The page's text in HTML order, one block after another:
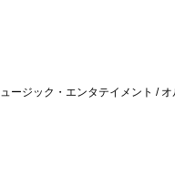
ージック・エンタテイメント /